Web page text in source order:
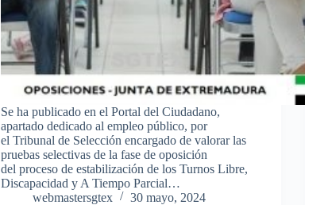
Se ha publicado en el Portal del Ciudadano,
apartado dedicado al empleo público, por
el Tribunal de Selección encargado de valorar las
pruebas selectivas de la fase de oposición
del proceso de estabilización de los Turnos Libre,
Discapacidad y A Tiempo Parcial…
webmastersgtex
30 mayo, 2024